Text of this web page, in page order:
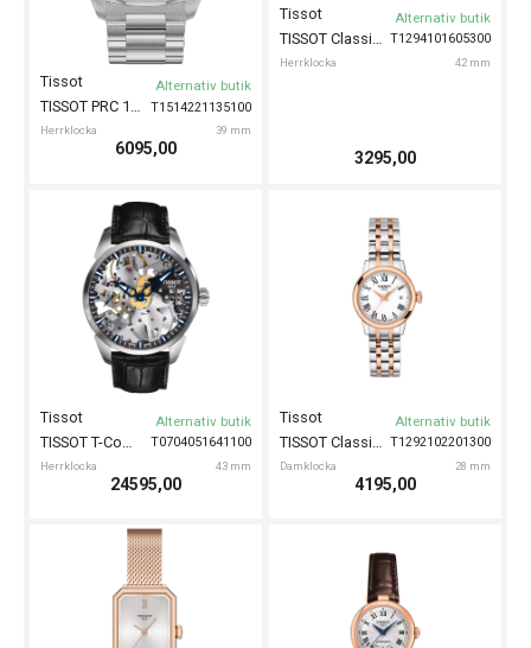
T1514221135100
Tissot
Herrklocka 39 mm
TISSOT PRC 100 Solar 39mm
Alternativ butik
6095,00
T1294101605300
Tissot
Herrklocka 42 mm
TISSOT Classic Dream 42mm
Alternativ butik
3295,00
T0704051641100
Tissot
Herrklocka 43 mm
Alternativ butik
24595,00
T1292102201300
Tissot
Damklocka 28 mm
TISSOT Classic Dream 28mm
Alternativ butik
4195,00